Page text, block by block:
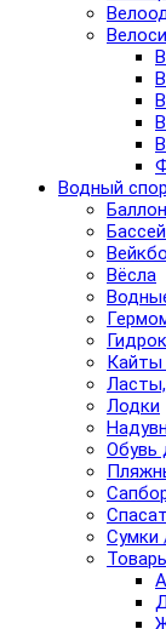
Водный
Вёсла
Кайты
Лодки
Обувь
Сумки